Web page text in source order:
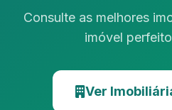
Consulte as melhores
imóvel
Ver